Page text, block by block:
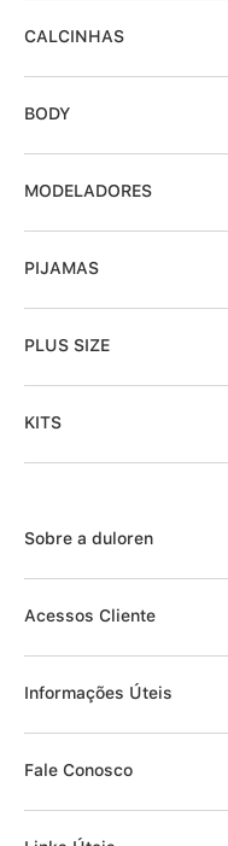
CALCINHAS
BODY
MODELADORES
PIJAMAS
PLUS SIZE
KITS
Sobre a duloren
Acessos Cliente
Informações Úteis
Fale Conosco